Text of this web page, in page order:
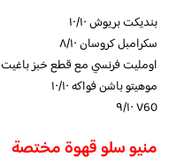
بنديكت بريوش ١٠/١٠
سكرامبل كروسان ٨/١٠
اومليت فرنسي مع قطع خبز باغيت ١٠/١٠
موهيتو باشن فواكه ١٠/١٠
V60 ٩/١٠
منيوسلو قهوة مختصة